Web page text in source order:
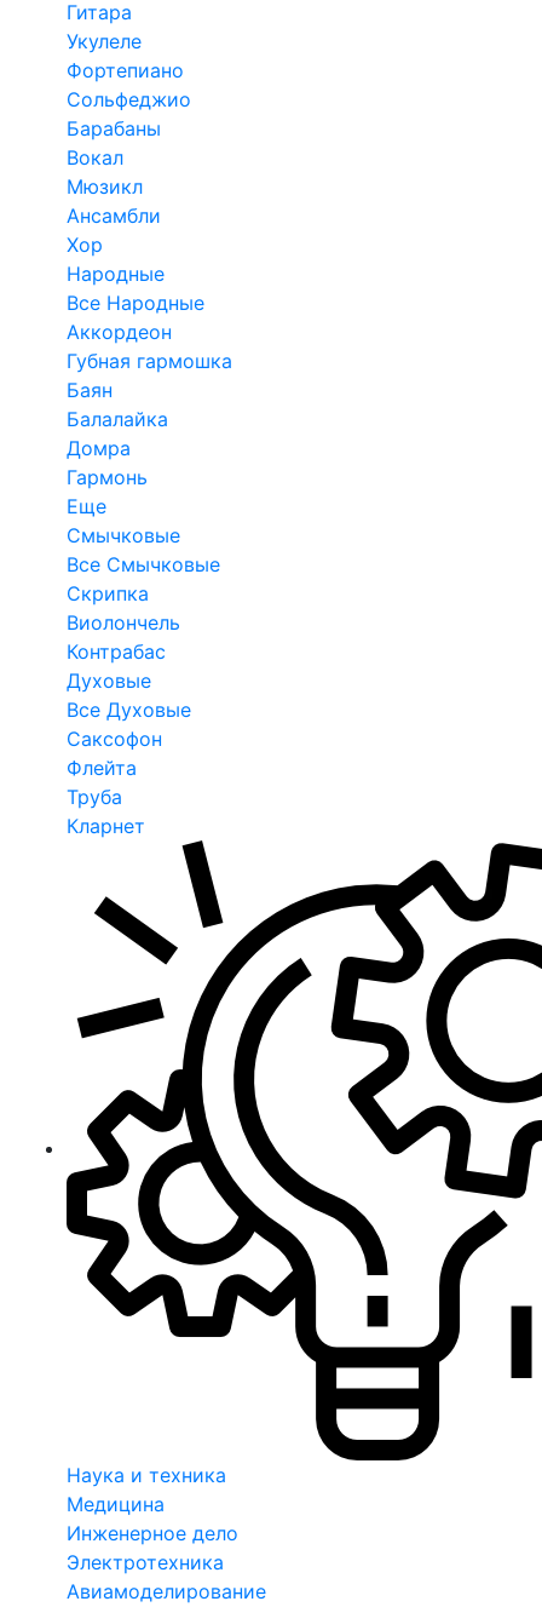
Гитара
Укулеле
Фортепиано
Сольфеджио
Барабаны
Вокал
Мюзикл
Ансамбли
Хор
Народные
Все Народные
Аккордеон
Губная гармошка
Баян
Балалайка
Домра
Гармонь
Еще
Смычковые
Все Смычковые
Скрипка
Виолончель
Контрабас
Духовые
Все Духовые
Саксофон
Флейта
Труба
Кларнет
Наука и техника
Медицина
Инженерное дело
Электротехника
Авиамоделирование